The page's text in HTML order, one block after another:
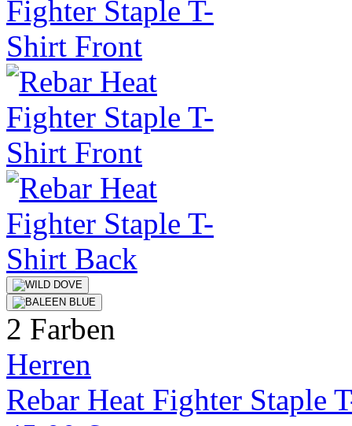
2 Farben
Herren
Rebar Heat Fighter Staple